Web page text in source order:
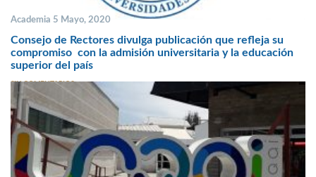
Academia 5 Mayo, 2020
Consejo de Rectores divulga publicación que refleja su
compromiso con la admisión universitaria y la educación
superior del país
SIN COMENTARIOS